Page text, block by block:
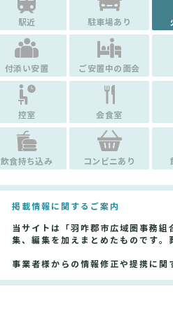
駅近 駐車場あり
付添い安置 ご安置中の面会
控室 会食室
飲食持ち込み コンビニあり
掲載情報に関するご案内
当サイトは「羽咋郡市広域圏事務
集、編集を加えまとめたものです
事業者様からの情報修正や提携に